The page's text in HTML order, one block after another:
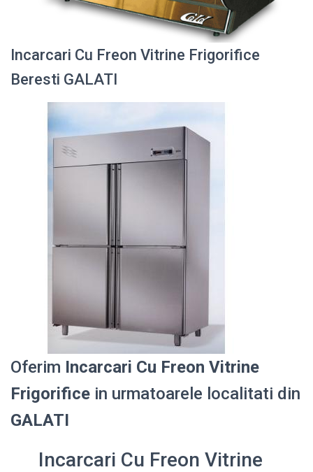
Incarcari Cu Freon Vitrine Frigorifice
Beresti GALATI
Oferim Incarcari Cu Freon Vitrine
Frigorifice in urmatoarele localitati din
GALATI
Incarcari Cu Freon Vitrine